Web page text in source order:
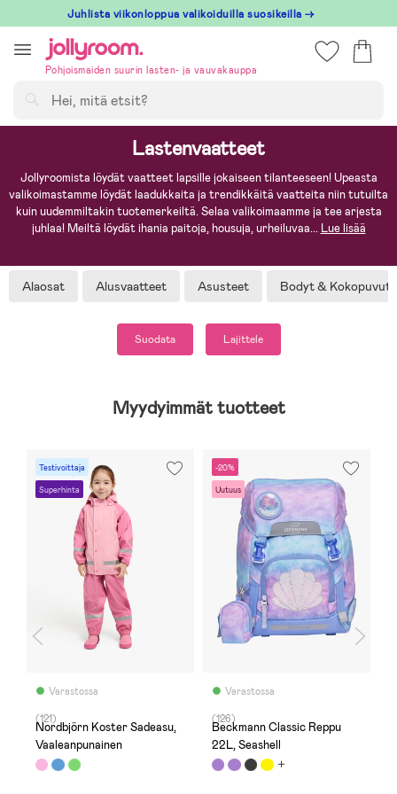
till
innehållet
Juhlista viikonloppua valikoiduilla suosikeilla →
Pohjoismaiden suurin lasten- ja vauvakauppa
Lastenvaatteet
Jollyroomista löydät vaatteet lapsille jokaiseen tilanteeseen! Upeasta
valikoimastamme löydät laadukkaita ja trendikkäitä vaatteita niin tutuilta
kuin uudemmiltakin tuotemerkeiltä. Selaa valikoimaamme ja tee arjesta
juhlaa! Meiltä löydät ihania paitoja, housuja, urheiluvaa... Lue lisää
Alaosat Alusvaatteet Asusteet Bodyt & Kokopuvut
Suodata Lajittele
Myydyimmät tuotteet
Testivoittaja
Superhinta
Varastossa
(121)
Nordbjörn Koster Sadeasu,
Vaaleanpunainen
-20%
Uutuus
Varastossa
(126)
Beckmann Classic Reppu
22L, Seashell